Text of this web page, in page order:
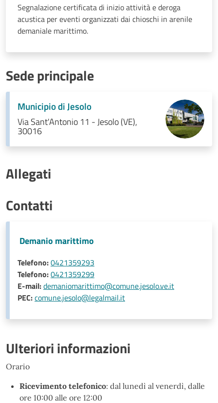
Segnalazione certificata di inizio attività e deroga
acustica per eventi organizzati dai chioschi in arenile
demaniale marittimo.
Sede principale
Municipio di Jesolo
Via Sant'Antonio 11 - Jesolo (VE),
30016
Allegati
Contatti
Demanio marittimo
Telefono:0421359293
Telefono:0421359299
E-mail:demaniomarittimo@comune.jesolo.ve.it
PEC:comune.jesolo@legalmail.it
Ulteriori informazioni
Orario
Ricevimento telefonico: dal lunedì al venerdì, dalle
ore 10:00 alle ore 12:00